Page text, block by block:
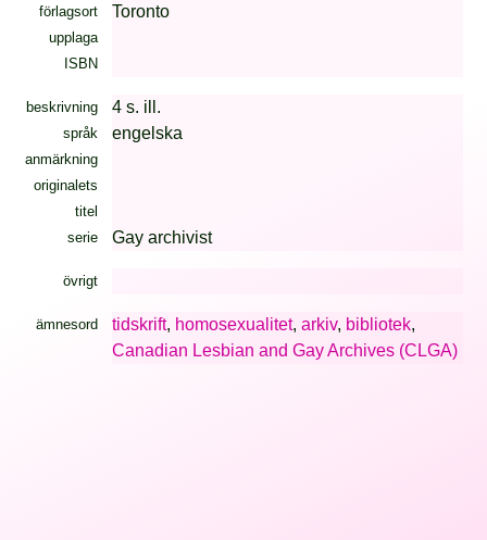
förlagsort Toronto
upplaga
ISBN
beskrivning 4 s. ill.
språk engelska
anmärkning
originalets
titel
serie
Gay archivist
övrigt
ämnesord tidskrift, homosexualitet, arkiv, bibliotek,
Canadian Lesbian and Gay Archives (CLGA)